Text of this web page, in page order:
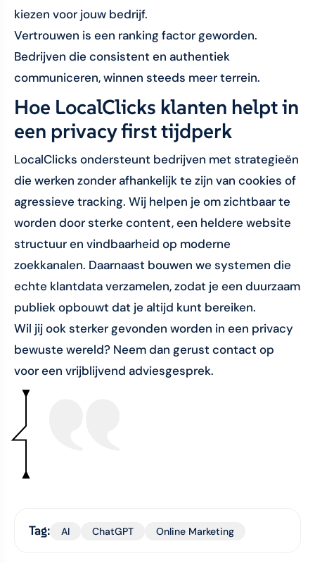
kiezen voor jouw bedrijf.
Vertrouwen is een ranking factor geworden.
Bedrijven die consistent en authentiek
communiceren, winnen steeds meer terrein.
Hoe LocalClicks klanten helpt in
een privacy first tijdperk
LocalClicks ondersteunt bedrijven met strategieën
die werken zonder afhankelijk te zijn van cookies of
agressieve tracking. Wij helpen je om zichtbaar te
worden door sterke content, een heldere website
structuur en vindbaarheid op moderne
zoekkanalen. Daarnaast bouwen we systemen die
echte klantdata verzamelen, zodat je een duurzaam
publiek opbouwt dat je altijd kunt bereiken.
Wil jij ook sterker gevonden worden in een privacy
bewuste wereld? Neem dan gerust contact op
voor een vrijblijvend adviesgesprek.
Tag: AI ChatGPT Online Marketing